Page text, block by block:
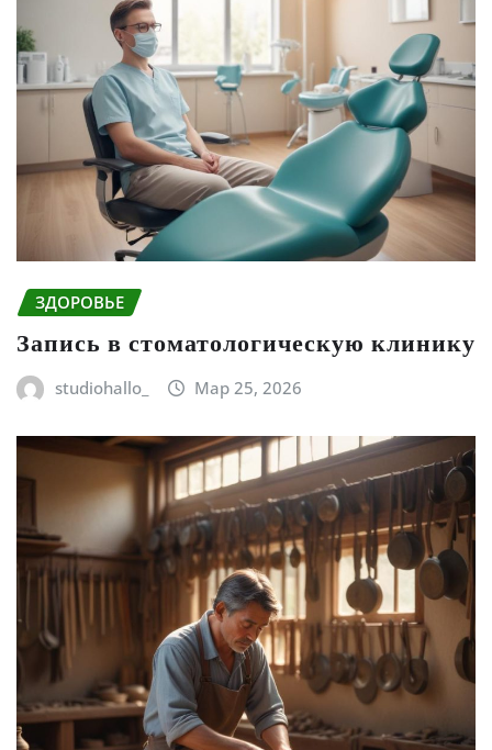
ЗДОРОВЬЕ
Запись в стоматологическую клинику
studiohallo_ Мар 25, 2026